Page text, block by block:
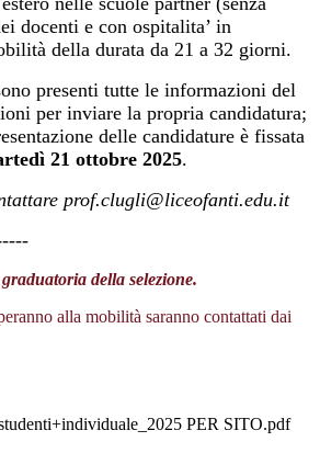
docenti e con ospitalita’ in
della durata da 21 a 32 giorni.
presenti tutte le informazioni del
per inviare la propria candidatura;
delle candidature è fissata
21 ottobre 2025.
prof.clugli@liceofanti.edu.it
della selezione.
alla mobilità saranno contattati dai
PER SITO.pdf